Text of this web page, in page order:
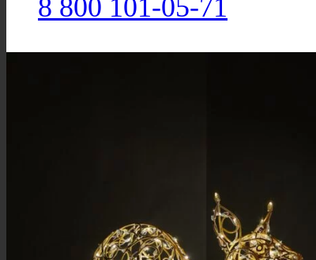
8 800 101-05-71